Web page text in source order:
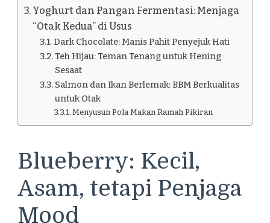
Yoghurt dan Pangan Fermentasi: Menjaga
“Otak Kedua” di Usus
Dark Chocolate: Manis Pahit Penyejuk Hati
Teh Hijau: Teman Tenang untuk Hening
Sesaat
Salmon dan Ikan Berlemak: BBM Berkualitas
untuk Otak
Menyusun Pola Makan Ramah Pikiran
Blueberry: Kecil,
Asam, tetapi Penjaga
Mood